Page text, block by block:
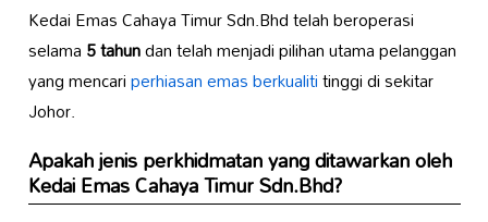
Kedai Emas Cahaya Timur Sdn.Bhd telah beroperasi
selama5 tahundan telah menjadi pilihan utama pelanggan
yang mencariperhiasan emas berkualititinggi di sekitar
Johor.
Apakah jenis perkhidmatan yang ditawarkan oleh
Kedai Emas Cahaya Timur Sdn.Bhd?